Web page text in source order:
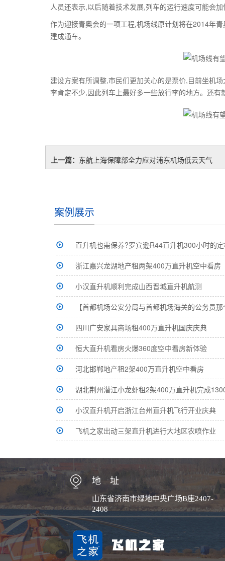
人员还表示,以后随着技术发展,列车的运行速度可能会加
作为迎接青奥会的一项工程,机场线原计划将在2014年
建成通车。
建设方案有所调整,市民们更加关心的是票价,目前坐机
李肯定不少,因此列车上最好多一些放行李的地方。还
上一篇： 东航上海保障部全力应对浦东机场低云天气
案例展示
直升机也需保养?罗宾逊R44直升机300小时的
浙江嘉兴龙湖地产租两架400万直升机空中看房
小汉直升机顺利完成山西晋城直升机航测
【首都机场公安分局与首都机场海关的公务员
四川广安家具商场租400万直升机国庆庆典
恒大直升机看房火爆360度空中看房新体验
河北邯郸地产租2架400万直升机空中看房
湖北荆州潜江小龙虾租2架400万直升机完成
小汉直升机开启浙江台州直升机飞行开业庆典
飞机之家出动三架直升机进行大地区农喷作业
地 址
山东省济南市绿地中央广场B座2407-
2408